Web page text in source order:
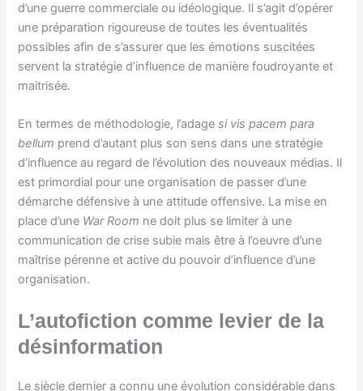
d’une guerre commerciale ou idéologique. Il s’agit d’opérer
une préparation rigoureuse de toutes les éventualités
possibles afin de s’assurer que les émotions suscitées
servent la stratégie d’influence de manière foudroyante et
maitrisée.
En termes de méthodologie, l’adagesi vis pacem para
bellum prend d’autant plus son sens dans une stratégie
d’influence au regard de l’évolution des nouveaux médias. Il
est primordial pour une organisation de passer d’une
démarche défensive à une attitude offensive. La mise en
place d’une War Room ne doit plus se limiter à une
communication de crise subie mais être à l’oeuvre d’une
maîtrise pérenne et active du pouvoir d’influence d’une
organisation.
L’autofiction comme levier de la
désinformation
Le siècle dernier a connu une évolution considérable dans